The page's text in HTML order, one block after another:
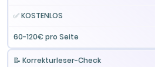
✅ KOSTENLOS
60-120€ pro Seite
📝 Korrekturleser-Check